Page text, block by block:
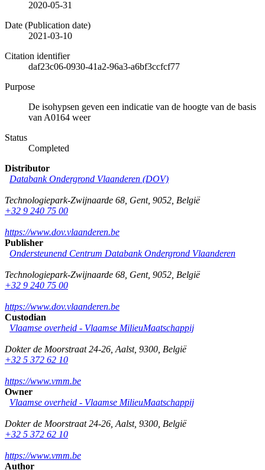
2020-05-31
Date (Publication date)
2021-03-10
Citation identifier
daf23c06-0930-41a2-96a3-a6bf3ccfcf77
Purpose
De isohypsen geven een indicatie van de hoogte van de basis
van A0164 weer
Status
Completed
Distributor
Databank Ondergrond Vlaanderen (DOV)
Technologiepark-Zwijnaarde 68 Gent, 9052 België
+32 9 240 75 00
https://www.dov.vlaanderen.be
Publisher
Ondersteunend Centrum Databank Ondergrond Vlaanderen
Technologiepark-Zwijnaarde 68 Gent, 9052 België
+32 9 240 75 00
https://www.dov.vlaanderen.be
Custodian
Vlaamse overheid - Vlaamse MilieuMaatschappij
Dokter de Moorstraat 24-26 Aalst, 9300 België
+32 5 372 62 10
https://www.vmm.be
Owner
Vlaamse overheid - Vlaamse MilieuMaatschappij
Dokter de Moorstraat 24-26 Aalst, 9300 België
+32 5 372 62 10
https://www.vmm.be
Author